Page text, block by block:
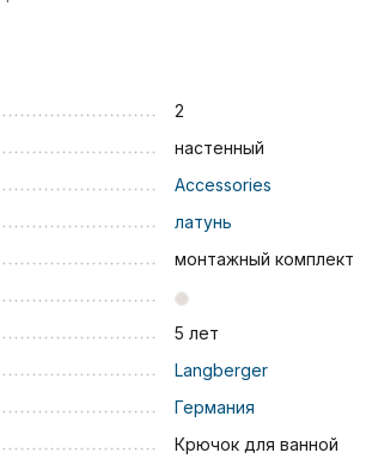
2
настенный
Accessories
латунь
монтажный комплект
5 лет
Langberger
Германия
Крючок для ванной